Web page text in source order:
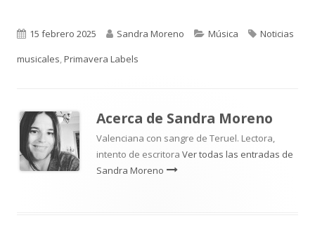
Publicado
el
15 febrero 2025 Autor
Sandra Moreno Categorías
Música Etiquetas
Noticias
musicales,Primavera Labels
Acerca de Sandra Moreno
Valenciana con sangre de Teruel. Lectora,
intento de escritora Ver todas las entradas de
Sandra Moreno